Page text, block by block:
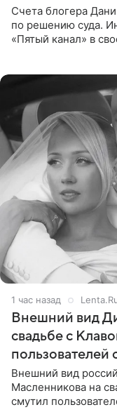
Счета блогера
по решению суда.
«Пятый канал» в
1 час назад
Внешний вид
свадьбе с
пользователей
Внешний вид
Масленникова на
смутил